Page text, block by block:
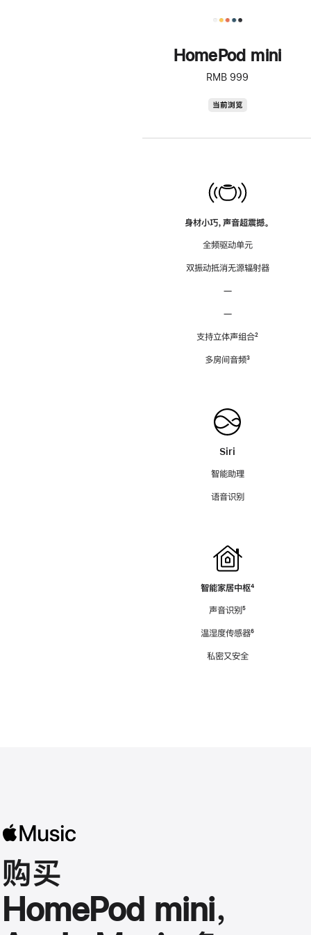
HomePod mini
RMB 999
当前浏览
身材小巧，声音超震撼。
全频驱动单元
双振动抵消无源辐射器
—
—
支持立体声组合脚
²
多房间音频脚
³
Siri
智能助理
语音识别
智能家居中枢脚
⁴
声音识别脚
⁵
温湿度传感器脚
⁶
私密又安全
购买
HomePod mini，